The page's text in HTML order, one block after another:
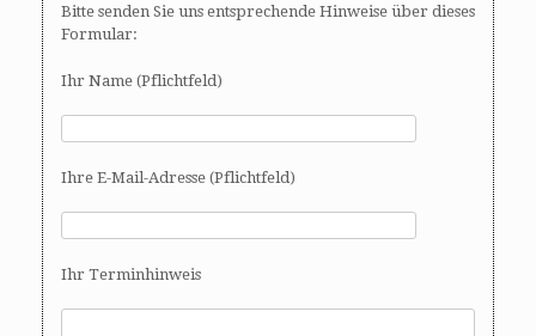
Bitte senden Sie uns entsprechende Hinweise über dieses
Formular:
Ihr Name (Pflichtfeld)
Ihre E-Mail-Adresse (Pflichtfeld)
Ihr Terminhinweis